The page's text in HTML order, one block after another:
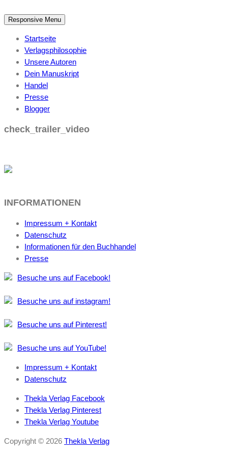
Responsive Menu
Startseite
Verlagsphilosophie
Unsere Autoren
Dein Manuskript
Handel
Presse
Blogger
check_trailer_video
INFORMATIONEN
Impressum + Kontakt
Datenschutz
Informationen für den Buchhandel
Presse
Besuche uns auf Facebook!
Besuche uns auf instagram!
Besuche uns auf Pinterest!
Besuche uns auf YouTube!
Impressum + Kontakt
Datenschutz
Thekla Verlag Facebook
Thekla Verlag Pinterest
Thekla Verlag Youtube
Copyright © 2026 Thekla Verlag